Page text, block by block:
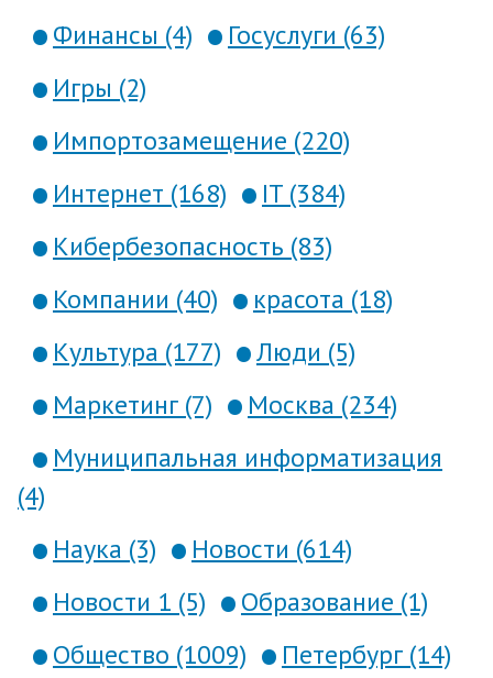
Финансы (4)
Госуслуги (63)
Игры (2)
Импортозамещение (220)
Интернет (168)
IT (384)
Кибербезопасность (83)
Компании (40)
красота (18)
Культура (177)
Люди (5)
Маркетинг (7)
Москва (234)
Муниципальная информатизация
(4)
Наука (3)
Новости (614)
Новости 1 (5)
Образование (1)
Общество (1009)
Петербург (14)